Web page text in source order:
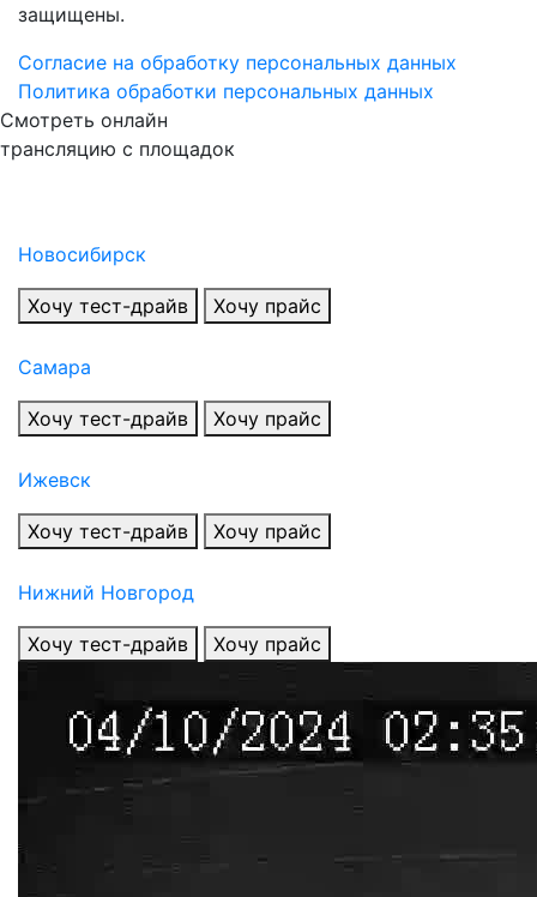
защищены.
Согласие на обработку персональных данных
Политика обработки персональных данных
Смотреть онлайн
трансляцию с площадок
Новосибирск
Хочу тест-драйв Хочу прайс
Самара
Хочу тест-драйв Хочу прайс
Ижевск
Хочу тест-драйв Хочу прайс
Нижний Новгород
Хочу тест-драйв Хочу прайс